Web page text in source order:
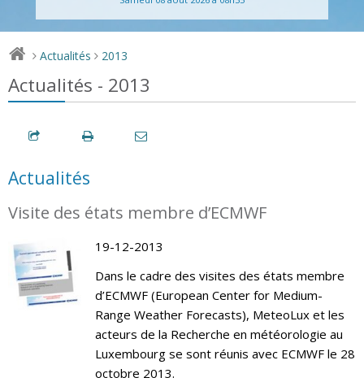
> Actualités > 2013
Actualités - 2013
Actualités
Visite des états membre d’ECMWF
19-12-2013
Dans le cadre des visites des états membre
d’ECMWF (European Center for Medium-
Range Weather Forecasts), MeteoLux et les
acteurs de la Recherche en météorologie au
Luxembourg se sont réunis avec ECMWF le 28
octobre 2013.